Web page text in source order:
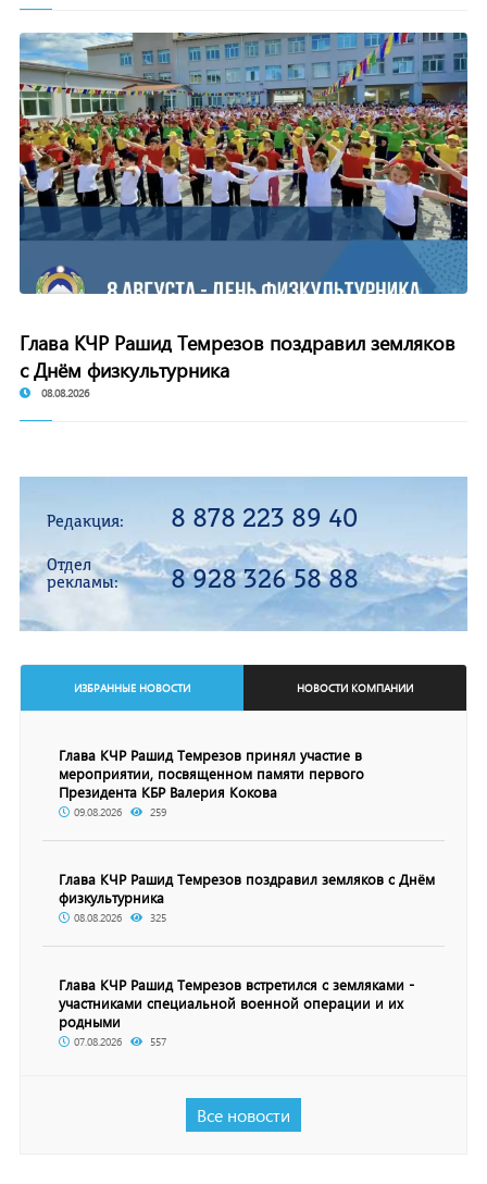
Глава КЧР Рашид Темрезов поздравил земляков
с Днём физкультурника
08.08.2026
Редакция: 8 878 223 89 40
Отдел
рекламы:
8 928 326 58 88
ИЗБРАННЫЕ НОВОСТИ НОВОСТИ КОМПАНИИ
Глава КЧР Рашид Темрезов принял участие в
мероприятии, посвященном памяти первого
Президента КБР Валерия Кокова
09.08.2026 259
Глава КЧР Рашид Темрезов поздравил земляков с Днём
физкультурника
08.08.2026 325
Глава КЧР Рашид Темрезов встретился с земляками -
участниками специальной военной операции и их
родными
07.08.2026 557
Все новости